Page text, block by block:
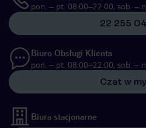
pon. – pt. 08:00–22:00, sob. –
22 255
Biuro Obsługi Klienta
pon. – pt. 08:00–22:00, sob. –
Czat w
Biura stacjonarne